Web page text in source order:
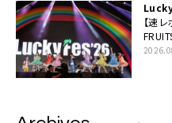
【速
た豪